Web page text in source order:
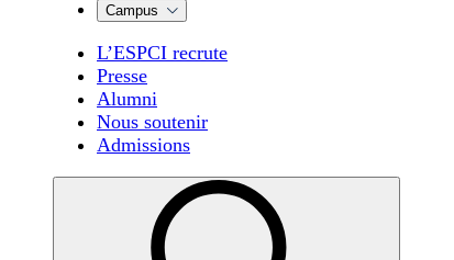
Campus
L’ESPCI recrute
Presse
Alumni
Nous soutenir
Admissions